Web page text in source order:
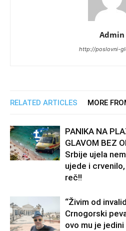
Admin
http://poslovni-
RELATED ARTICLES MORE
PANIKA NA
GLAVOM BEZ
Srbije ujela
ujede i
reč!!
“Živim od
Crnogorski
ovo mu je